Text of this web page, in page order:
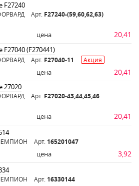
F27240
Арт. F27240-(59,60,62,63)
цена 20,41
(F270441)
Арт. F27040-11 Акция
цена 20,41
27020
Арт. F27020-43,44,45,46
цена 20,41
Арт. 165201047
цена 3,92
Арт. 16330144